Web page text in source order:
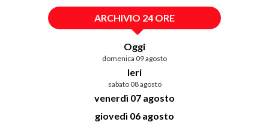
ARCHIVIO 24 ORE
Oggi
domenica 09 agosto
Ieri
sabato 08 agosto
venerdì 07 agosto
giovedì 06 agosto